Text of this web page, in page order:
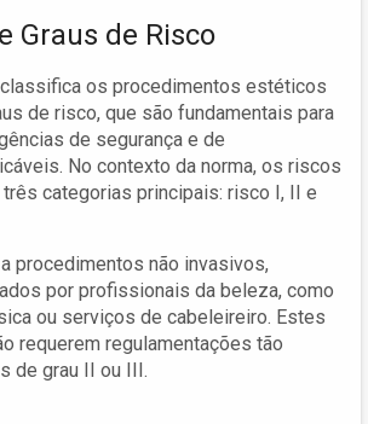
Graus de Risco
os procedimentos estéticos
de risco, que são fundamentais para
de segurança e de
No contexto da norma, os riscos
categorias principais: risco I, II e
procedimentos não invasivos,
por profissionais da beleza, como
ou serviços de cabeleireiro. Estes
requerem regulamentações tão
de grau II ou III.